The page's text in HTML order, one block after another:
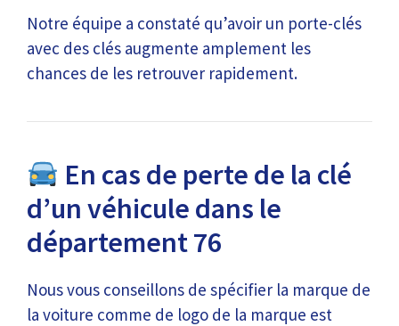
Notre équipe a constaté qu’avoir un porte-clés
avec des clés augmente amplement les
chances de les retrouver rapidement.
En cas de perte de la clé
d’un véhicule dans le
département 76
Nous vous conseillons de spécifier la marque de
la voiture comme de logo de la marque est